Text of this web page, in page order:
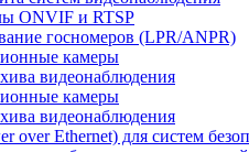
ONVIF и RTSP
госномеров (LPR/ANPR)
камеры
видеонаблюдения
камеры
видеонаблюдения
over Ethernet) для систем